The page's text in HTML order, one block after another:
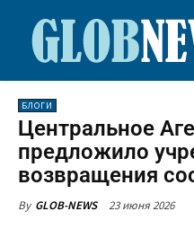
БЛОГИ
Центральное
предложило
возвращения
By GLOB-NEWS 23 июня 2026